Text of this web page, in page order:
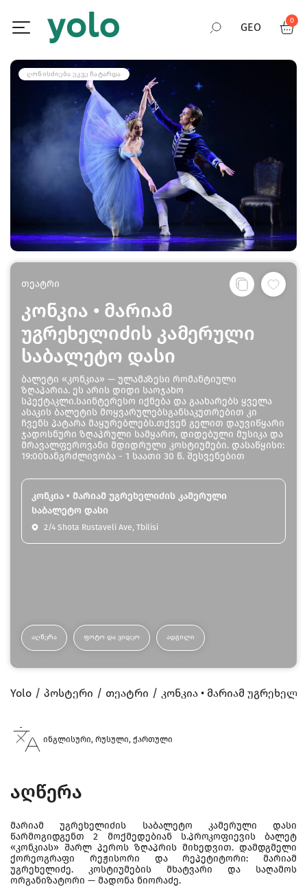
GEO
0
ᲦᲝᲜᲘᲡᲫᲘᲔᲑᲐ ᲣᲙᲕᲔ ᲩᲐᲢᲐᲠᲓᲐ
თეატრი
კონკია • მარიამ
უგრეხელიძის კამერული
საბალეტო დასი
ბალეტი «კონკია» — ულამაზესი რომანტიული
ზღაპარია. ეს არის დიდი საოჯახო
სპექტაკლი.საინტერესო იქნება და გაახარებს ყველა
ასაკის ბალეტის მოყვარულებსგანსაკუთრებით კი
ჩვენს პატარა მაყურებლებს.თქვენ გელით დაუვიწყარი
ჯადოსნური ზღაპრული სამყარო, დიდებული მუსიკა და
მრავალფეროვანი მდიდრული კოსტიუმები. დასაწყისი:
19:00ხანგრძლივობა - 1 საათი 30 წ. შესვენებით
კონკია • მარიამ უგრეხელიძის კამერული
საბალეტო დასი
2/4 Shota Rustaveli Ave, Tbilisi
ᲐᲦᲬᲔᲠᲐ ᲤᲝᲢᲝ ᲓᲐ ᲕᲘᲓᲔᲝ ᲐᲓᲒᲘᲚᲘ
Yolo პოსტერი თეატრი კონკია • მარიამ
ინგლისური, რუსული, ქართული
აღწერა
მარიამ უგრეხელიძის საბალეტო კამერული დასი
წარმოგიდგენთ 2 მოქმედებიან ს.პროკოფიევის ბალეტ
«კონკიას» შარლ პეროს ზღაპრის მიხედვით. დამდგმელი
ქორეოგრაფი რეჟისორი და რეპეტიტორი: მარიამ
უგრეხელიძე. კოსტიუმების მხატვარი და საღამოს
ორგანიზატორი — მადონა ნიორაძე.